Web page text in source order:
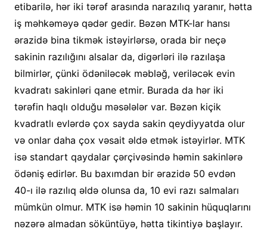
etibarilə, hər iki tərəf arasında narazılıq yaranır, hətta
iş məhkəməyə qədər gedir. Bəzən MTK-lar hansı
ərazidə bina tikmək istəyirlərsə, orada bir neçə
sakinin razılığını alsalar da, digərləri ilə razılaşa
bilmirlər, çünki ödəniləcək məbləğ, veriləcək evin
kvadratı sakinləri qane etmir. Burada da hər iki
tərəfin haqlı olduğu məsələlər var. Bəzən kiçik
kvadratlı evlərdə çox sayda sakin qeydiyyatda olur
və onlar daha çox vəsait əldə etmək istəyirlər. MTK
isə standart qaydalar çərçivəsində həmin sakinlərə
ödəniş edirlər. Bu baxımdan bir ərazidə 50 evdən
40-ı ilə razılıq əldə olunsa da, 10 evi razı salmaları
mümkün olmur. MTK isə həmin 10 sakinin hüquqlarını
nəzərə almadan söküntüyə, hətta tikintiyə başlayır.